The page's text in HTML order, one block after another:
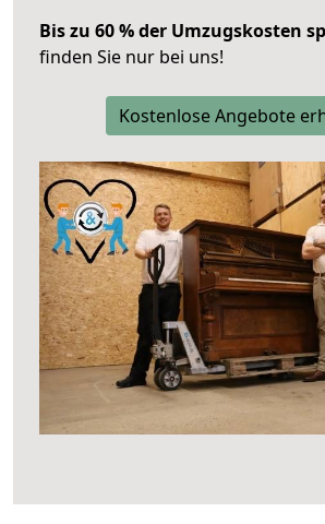
Bis zu 60 % der Umzugskosten
finden Sie nur bei uns!
Kostenlose Angebote